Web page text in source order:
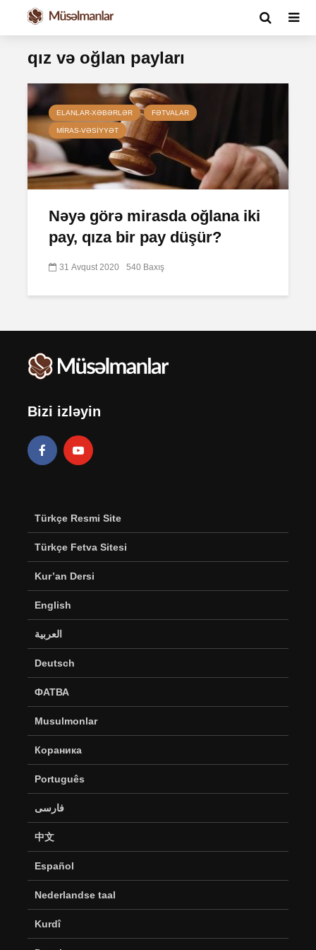
qız və oğlan payları
ELANLAR-XƏBƏRLƏR FƏTVALAR
MIRAS-VƏSIYYƏT
Nəyə görə mirasda oğlana iki
pay, qıza bir pay düşür?
31 Avqust 2020 540 Baxış
Bizi izləyin
Türkçe Resmi Site
Türkçe Fetva Sitesi
Kur’an Dersi
English
العربية
Deutsch
ФАТВА
Musulmonlar
Кораника
Português
فارسی
中文
Español
Nederlandse taal
Kurdî